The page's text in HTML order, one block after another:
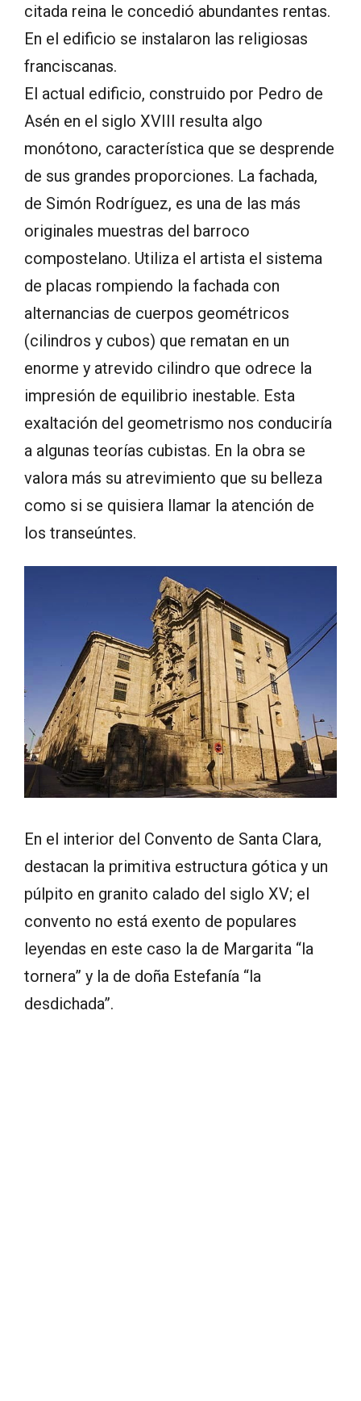
citada reina le concedió abundantes rentas.
En el edificio se instalaron las religiosas
franciscanas.
El actual edificio, construido por Pedro de
Asén en el siglo XVIII resulta algo
monótono, característica que se desprende
de sus grandes proporciones. La fachada,
de Simón Rodríguez, es una de las más
originales muestras del barroco
compostelano. Utiliza el artista el sistema
de placas rompiendo la fachada con
alternancias de cuerpos geométricos
(cilindros y cubos) que rematan en un
enorme y atrevido cilindro que odrece la
impresión de equilibrio inestable. Esta
exaltación del geometrismo nos conduciría
a algunas teorías cubistas. En la obra se
valora más su atrevimiento que su belleza
como si se quisiera llamar la atención de
los transeúntes.
En el interior del Convento de Santa Clara,
destacan la primitiva estructura gótica y un
púlpito en granito calado del siglo XV; el
convento no está exento de populares
leyendas en este caso la de Margarita “la
tornera” y la de doña Estefanía “la
desdichada”.